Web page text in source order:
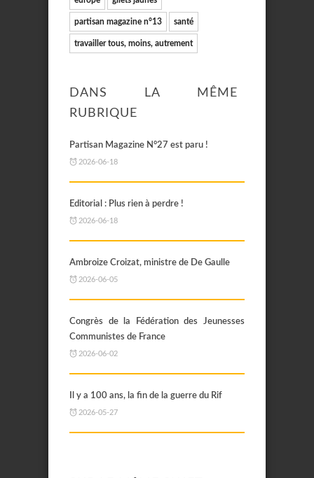
partisan magazine n°13 santé
travailler tous, moins, autrement
DANS LA MÊME
RUBRIQUE
Partisan Magazine N°27 est paru !
2026-06-18
Editorial : Plus rien à perdre !
2026-06-18
Ambroize Croizat, ministre de De Gaulle
2026-06-05
Congrès de la Fédération des Jeunesses
Communistes de France
2026-06-02
Il y a 100 ans, la fin de la guerre du Rif
2026-05-27